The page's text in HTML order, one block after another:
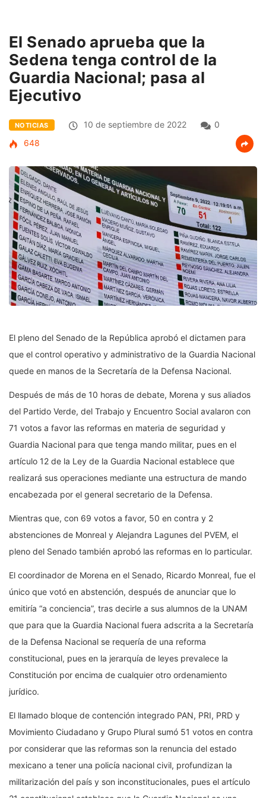
El Senado aprueba que la
Sedena tenga control de la
Guardia Nacional; pasa al
Ejecutivo
NOTICIAS 10 de septiembre de 2022
0
648
El pleno del Senado de la República aprobó el dictamen para
que el control operativo y administrativo de la Guardia Nacional
quede en manos de la Secretaría de la Defensa Nacional.
Después de más de 10 horas de debate, Morena y sus aliados
del Partido Verde, del Trabajo y Encuentro Social avalaron con
71 votos a favor las reformas en materia de seguridad y
Guardia Nacional para que tenga mando militar, pues en el
artículo 12 de la Ley de la Guardia Nacional establece que
realizará sus operaciones mediante una estructura de mando
encabezada por el general secretario de la Defensa.
Mientras que, con 69 votos a favor, 50 en contra y 2
abstenciones de Monreal y Alejandra Lagunes del PVEM, el
pleno del Senado también aprobó las reformas en lo particular.
El coordinador de Morena en el Senado, Ricardo Monreal, fue el
único que votó en abstención, después de anunciar que lo
emitiría “a conciencia”, tras decirle a sus alumnos de la UNAM
que para que la Guardia Nacional fuera adscrita a la Secretaría
de la Defensa Nacional se requería de una reforma
constitucional, pues en la jerarquía de leyes prevalece la
Constitución por encima de cualquier otro ordenamiento
jurídico.
El llamado bloque de contención integrado PAN, PRI, PRD y
Movimiento Ciudadano y Grupo Plural sumó 51 votos en contra
por considerar que las reformas son la renuncia del estado
mexicano a tener una policía nacional civil, profundizan la
militarización del país y son inconstitucionales, pues el artículo